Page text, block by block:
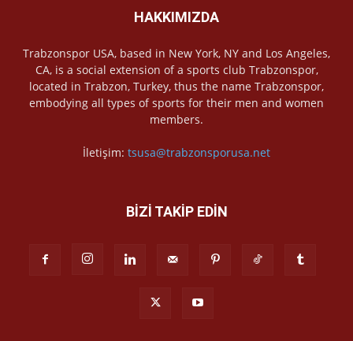
HAKKIMIZDA
Trabzonspor USA, based in New York, NY and Los Angeles,
CA, is a social extension of a sports club Trabzonspor,
located in Trabzon, Turkey, thus the name Trabzonspor,
embodying all types of sports for their men and women
members.
İletişim: tsusa@trabzonsporusa.net
BİZİ TAKİP EDİN